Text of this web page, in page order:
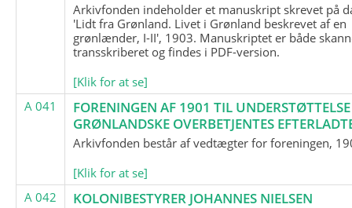
Arkivfonden indeholder et manuskript skrevet på
'Lidt fra Grønland. Livet i Grønland beskrevet af en
grønlænder, I-II', 1903. Manuskriptet er både
transskriberet og findes i PDF-version.
[Klik for at se]
A 041
FORENINGEN AF 1901 TIL
GRØNLANDSKE OVERBETJENTES
Arkivfonden består af vedtægter for foreningen,
[Klik for at se]
A 042
KOLONIBESTYRER JOHANNES NIELSEN